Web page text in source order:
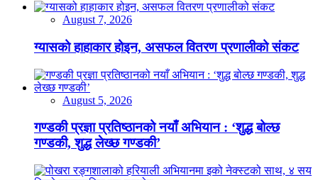
August 7, 2026
ग्यासको हाहाकार होइन, असफल वितरण प्रणालीको संकट
August 5, 2026
गण्डकी प्रज्ञा प्रतिष्ठानको नयाँ अभियान : ‘शुद्ध बोल्छ
गण्डकी, शुद्ध लेख्छ गण्डकी’